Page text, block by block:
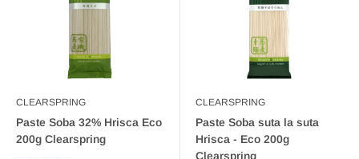
CLEARSPRING
Paste Soba 32% Hrisca Eco
200g Clearspring
CLEARSPRING
Paste Soba suta la suta
Hrisca - Eco 200g
Clearspring